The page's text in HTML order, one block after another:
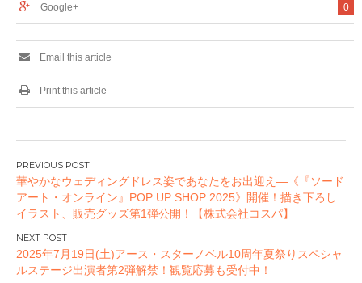
0
Google+
Email this article
Print this article
投
稿
ナ
ビ
ゲ
ー
華やかなウェディングドレス姿であなたをお出迎え―《『ソード
アート・オンライン』POP UP SHOP 2025》開催！描き下ろし
イラスト、販売グッズ第1弾公開！【株式会社コスパ】
2025年7月19日(土)アース・スターノベル10周年夏祭りスペシャ
ルステージ出演者第2弾解禁！観覧応募も受付中！